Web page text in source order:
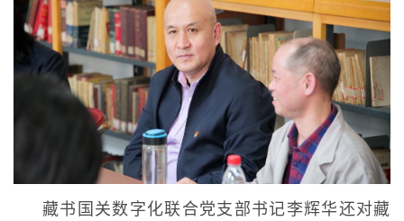
藏书国关数字化联合党支部书记李辉华还对藏